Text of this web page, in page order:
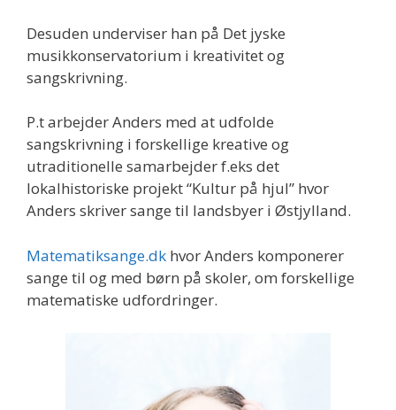
Desuden underviser han på Det jyske
musikkonservatorium i kreativitet og
sangskrivning.
P.t arbejder Anders med at udfolde
sangskrivning i forskellige kreative og
utraditionelle samarbejder f.eks det
lokalhistoriske projekt “Kultur på hjul” hvor
Anders skriver sange til landsbyer i Østjylland.
Matematiksange.dk hvor Anders komponerer
sange til og med børn på skoler, om forskellige
matematiske udfordringer.